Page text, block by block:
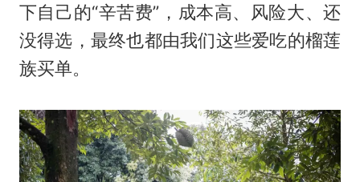
下自己的“辛苦费”，成本高、风险大、还
没得选，最终也都由我们这些爱吃的榴莲
族买单。